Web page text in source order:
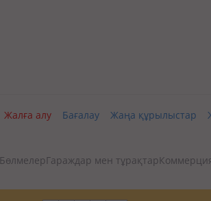
Жалға алу Бағалау Жаңа құрылыстар
БөлмелерГараждар мен тұрақтар